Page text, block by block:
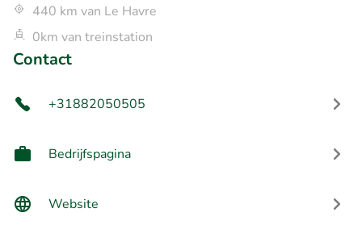
440 km van Le Havre
0km van treinstation
Contact
+31882050505
Bedrijfspagina
Website